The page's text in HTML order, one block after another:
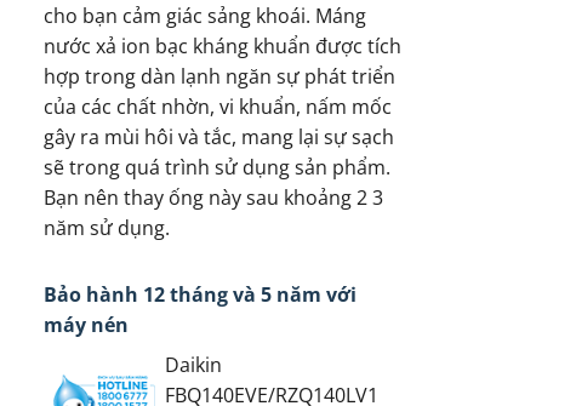
cho bạn cảm giác sảng khoái. Máng
nước xả ion bạc kháng khuẩn được tích
hợp trong dàn lạnh ngăn sự phát triển
của các chất nhờn, vi khuẩn, nấm mốc
gây ra mùi hôi và tắc, mang lại sự sạch
sẽ trong quá trình sử dụng sản phẩm.
Bạn nên thay ống này sau khoảng 2 3
năm sử dụng.
Bảo hành 12 tháng và 5 năm với
máy nén
Daikin
FBQ140EVE/RZQ140LV1